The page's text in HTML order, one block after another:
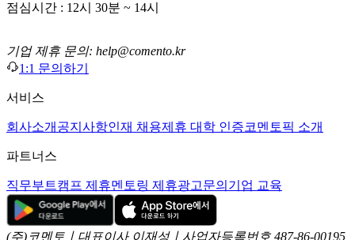
점심시간 : 12시 30분 ~ 14시
기업 제휴 문의: help@comento.kr
1:1 문의하기
서비스
회사소개 공지사항인재 채용제휴 대학 인증코멘토픽 소개
파트너스
직무부트캠프 제휴멘토링 제휴광고문의 기업 교육
(주)코멘토ㅣ대표이사 이재성ㅣ사업자등록번호 487-86-00195